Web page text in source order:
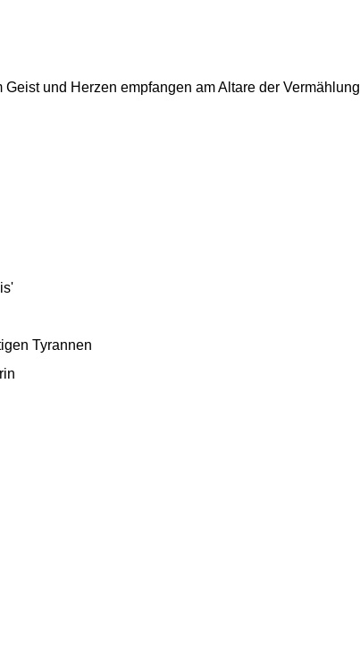
und Herzen empfangen am Altare der Vermählung
Tyrannen